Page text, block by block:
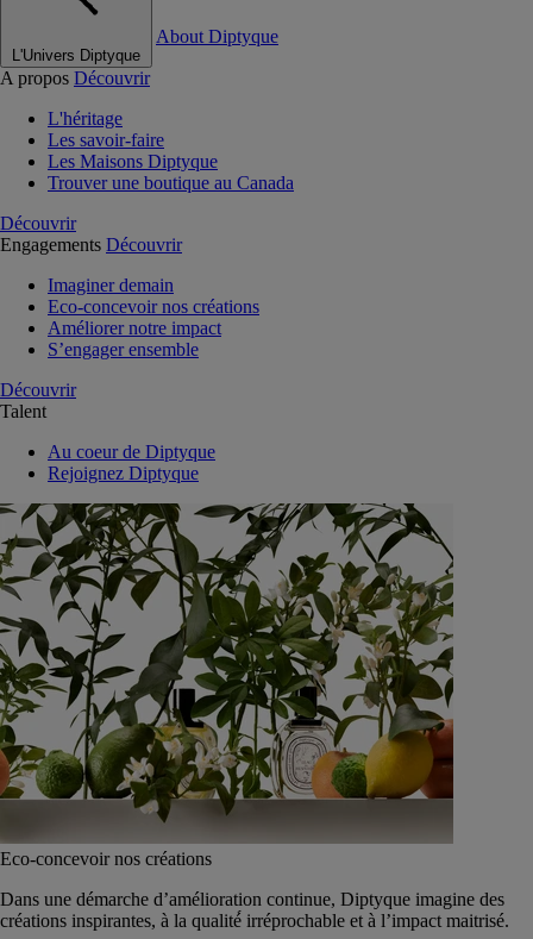
L'Univers Diptyque
About Diptyque
A propos Découvrir
L'héritage
Les savoir-faire
Les Maisons Diptyque
Trouver une boutique au Canada
Découvrir
Engagements Découvrir
Imaginer demain
Eco-concevoir nos créations
Améliorer notre impact
S’engager ensemble
Découvrir
Talent
Au coeur de Diptyque
Rejoignez Diptyque
Eco-concevoir nos créations
Dans une démarche d’amélioration continue, Diptyque imagine des
créations inspirantes, à la qualité́ irréprochable et à l’impact maitrisé.